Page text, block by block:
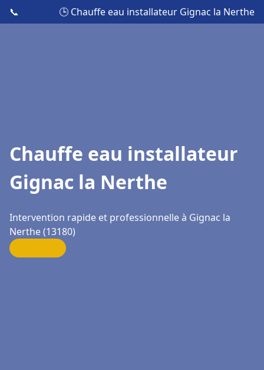
📞 🕒 Chauffe eau installateur Gignac la Nerthe
Chauffe eau installateur
Gignac la Nerthe
Intervention rapide et professionnelle à Gignac la
Nerthe (13180)